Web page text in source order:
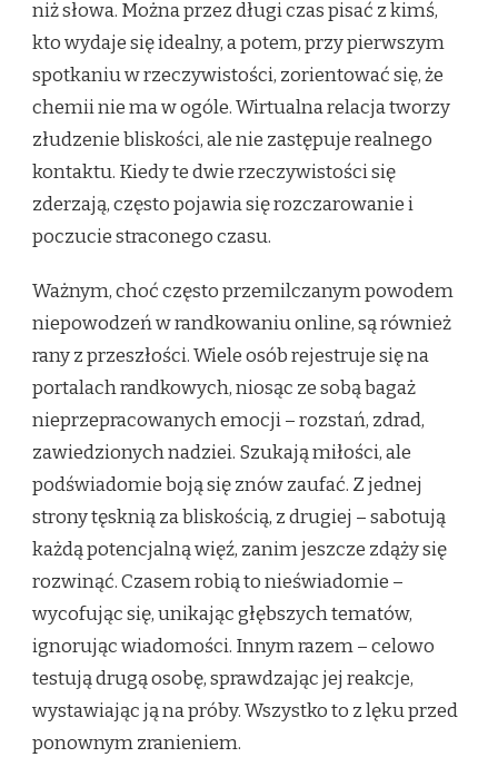
niż słowa. Można przez długi czas pisać z kimś,
kto wydaje się idealny, a potem, przy pierwszym
spotkaniu w rzeczywistości, zorientować się, że
chemii nie ma w ogóle. Wirtualna relacja tworzy
złudzenie bliskości, ale nie zastępuje realnego
kontaktu. Kiedy te dwie rzeczywistości się
zderzają, często pojawia się rozczarowanie i
poczucie straconego czasu.
Ważnym, choć często przemilczanym powodem
niepowodzeń w randkowaniu online, są również
rany z przeszłości. Wiele osób rejestruje się na
portalach randkowych, niosąc ze sobą bagaż
nieprzepracowanych emocji – rozstań, zdrad,
zawiedzionych nadziei. Szukają miłości, ale
podświadomie boją się znów zaufać. Z jednej
strony tęsknią za bliskością, z drugiej – sabotują
każdą potencjalną więź, zanim jeszcze zdąży się
rozwinąć. Czasem robią to nieświadomie –
wycofując się, unikając głębszych tematów,
ignorując wiadomości. Innym razem – celowo
testują drugą osobę, sprawdzając jej reakcje,
wystawiając ją na próby. Wszystko to z lęku przed
ponownym zranieniem.